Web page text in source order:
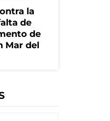
la
de
de
Mar del